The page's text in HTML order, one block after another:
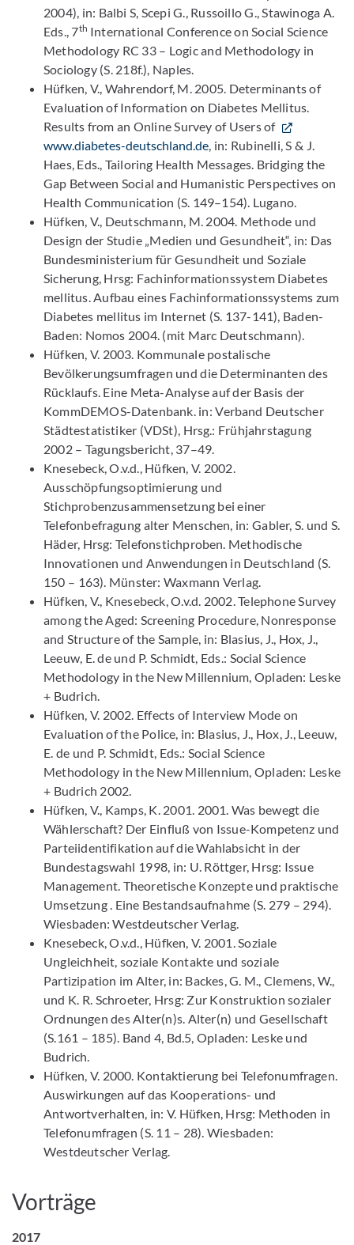
2004), in: Balbi S, Scepi G., Russoillo G., Stawinoga A.
Eds., 7th International Conference on Social Science
Methodology RC 33 – Logic and Methodology in
Sociology (S. 218f.), Naples.
Hüfken, V., Wahrendorf, M. 2005. Determinants of
Evaluation of Information on Diabetes Mellitus.
Results from an Online Survey of Users of
www.diabetes-deutschland.de, in: Rubinelli, S & J.
Haes, Eds., Tailoring Health Messages. Bridging the
Gap Between Social and Humanistic Perspectives on
Health Communication (S. 149–154). Lugano.
Hüfken, V., Deutschmann, M. 2004. Methode und
Design der Studie „Medien und Gesundheit“, in: Das
Bundesministerium für Gesundheit und Soziale
Sicherung, Hrsg: Fachinformationssystem Diabetes
mellitus. Aufbau eines Fachinformationssystems zum
Diabetes mellitus im Internet (S. 137-141), Baden-
Baden: Nomos 2004. (mit Marc Deutschmann).
Hüfken, V. 2003. Kommunale postalische
Bevölkerungsumfragen und die Determinanten des
Rücklaufs. Eine Meta-Analyse auf der Basis der
KommDEMOS-Datenbank. in: Verband Deutscher
Städtestatistiker (VDSt), Hrsg.: Frühjahrstagung
2002 – Tagungsbericht, 37–49.
Knesebeck, O.v.d., Hüfken, V. 2002.
Ausschöpfungsoptimierung und
Stichprobenzusammensetzung bei einer
Telefonbefragung alter Menschen, in: Gabler, S. und S.
Häder, Hrsg: Telefonstichproben. Methodische
Innovationen und Anwendungen in Deutschland (S.
150 – 163). Münster: Waxmann Verlag.
Hüfken, V., Knesebeck, O.v.d. 2002. Telephone Survey
among the Aged: Screening Procedure, Nonresponse
and Structure of the Sample, in: Blasius, J., Hox, J.,
Leeuw, E. de und P. Schmidt, Eds.: Social Science
Methodology in the New Millennium, Opladen: Leske
+ Budrich.
Hüfken, V. 2002. Effects of Interview Mode on
Evaluation of the Police, in: Blasius, J., Hox, J., Leeuw,
E. de und P. Schmidt, Eds.: Social Science
Methodology in the New Millennium, Opladen: Leske
+ Budrich 2002.
Hüfken, V., Kamps, K. 2001. 2001. Was bewegt die
Wählerschaft? Der Einfluß von Issue-Kompetenz und
Parteiidentifikation auf die Wahlabsicht in der
Bundestagswahl 1998, in: U. Röttger, Hrsg: Issue
Management. Theoretische Konzepte und praktische
Umsetzung . Eine Bestandsaufnahme (S. 279 – 294).
Wiesbaden: Westdeutscher Verlag.
Knesebeck, O.v.d., Hüfken, V. 2001. Soziale
Ungleichheit, soziale Kontakte und soziale
Partizipation im Alter, in: Backes, G. M., Clemens, W.,
und K. R. Schroeter, Hrsg: Zur Konstruktion sozialer
Ordnungen des Alter(n)s. Alter(n) und Gesellschaft
(S.161 – 185). Band 4, Bd.5, Opladen: Leske und
Budrich.
Hüfken, V. 2000. Kontaktierung bei Telefonumfragen.
Auswirkungen auf das Kooperations- und
Antwortverhalten, in: V. Hüfken, Hrsg: Methoden in
Telefonumfragen (S. 11 – 28). Wiesbaden:
Westdeutscher Verlag.
Vorträge
2017